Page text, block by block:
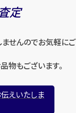
・ウィンストン
ガモ
ディ
トリング
ン
定
せんのでお気軽にご
物もございます。
えいたしま